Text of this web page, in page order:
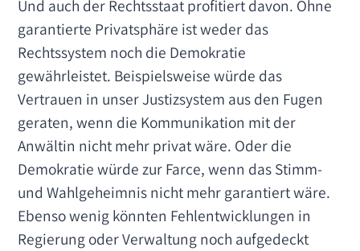
Und auch der Rechtsstaat profitiert davon. Ohne
garantierte Privatsphäre ist weder das
Rechtssystem noch die Demokratie
gewährleistet. Beispielsweise würde das
Vertrauen in unser Justizsystem aus den Fugen
geraten, wenn die Kommunikation mit der
Anwältin nicht mehr privat wäre. Oder die
Demokratie würde zur Farce, wenn das Stimm-
und Wahlgeheimnis nicht mehr garantiert wäre.
Ebenso wenig könnten Fehlentwicklungen in
Regierung oder Verwaltung noch aufgedeckt